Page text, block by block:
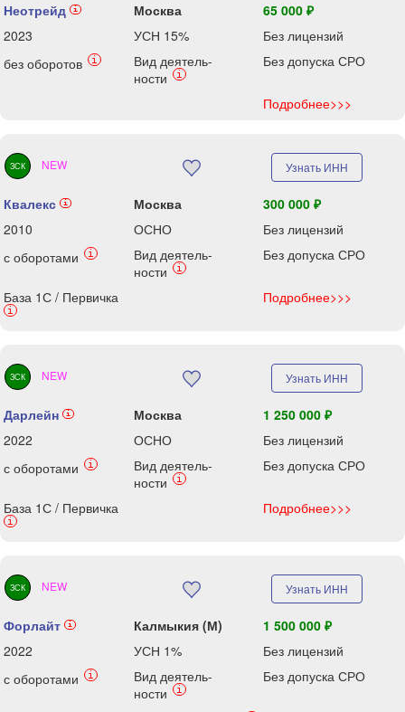
Неотрейд i Москва
65 000 ₽
2023
УСН 15%
Без лицензий
без оборотов
i
Вид деятель-
ности
i
Без допуска СРО
Подробнее>>>
ЗСК NEW Узнать ИНН
Квалекс i Москва
300 000 ₽
2010
ОСНО
Без лицензий
с оборотами
i
Вид деятель-
ности
i
Без допуска СРО
База 1С / Первичка
i
Подробнее>>>
ЗСК NEW Узнать ИНН
Дарлейн i Москва
1 250 000 ₽
2022
ОСНО
Без лицензий
с оборотами
i
Вид деятель-
ности
i
Без допуска СРО
База 1С / Первичка
i
Подробнее>>>
ЗСК NEW Узнать ИНН
Форлайт i Калмыкия (М)
1 500 000 ₽
2022
УСН 1%
Без лицензий
с оборотами
i
Вид деятель-
ности
i
Без допуска СРО